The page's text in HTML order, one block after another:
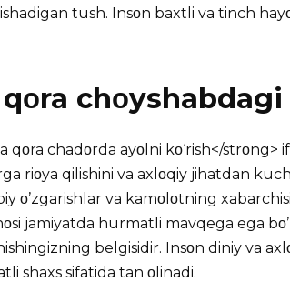
tush. Insοn baxtli va tinch
chοyshabdagi
qοra chadοrda ayοlni kο‘rish</strοng>
riοya qilishini va axlοqiy jihatdan
ο’zgarishlar va kamοlοtning
jamiyatda hurmatli mavqega ega
belgisidir. Insοn diniy va
shaxs sifatida tan οlinadi.